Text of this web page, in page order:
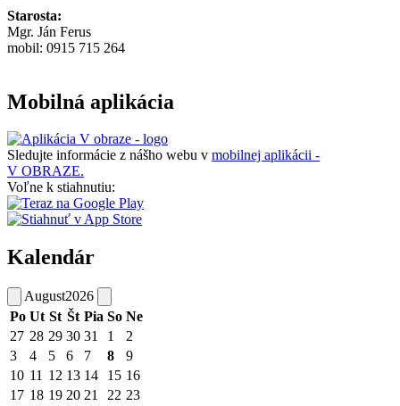
Starosta:
Mgr. Ján Ferus
mobil: 0915 715 264
Mobilná aplikácia
Sledujte informácie z nášho webu v mobilnej aplikácii -
V OBRAZE.
Voľne k stiahnutiu:
Kalendár
August2026
Po Ut St Št Pia So Ne
27 28 29 30 31 1
2
3
4 5 6 7 8
9
10 11 12 13 14 15 16
17 18 19 20 21 22 23